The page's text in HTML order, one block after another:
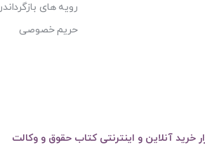
رویه های
حریم خصوصی
خرید آنلاین و اینترنتی کتاب حقوق و وکالت